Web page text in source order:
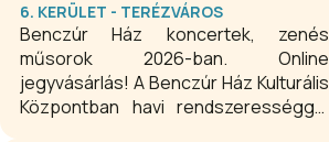
6. KERÜLET - TERÉZVÁROS
Benczúr Ház koncertek, zenés
műsorok 2026-ban. Online
jegyvásárlás! A Benczúr Ház Kulturális
Központban havi rendszerességgel